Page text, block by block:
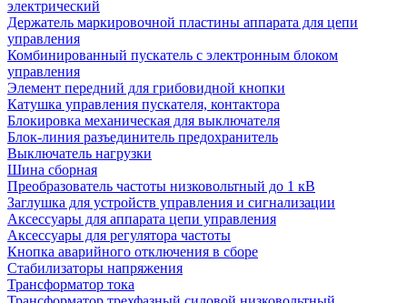
электрический
Держатель маркировочной пластины аппарата для цепи
управления
Комбинированный пускатель с электронным блоком
управления
Элемент передний для грибовидной кнопки
Катушка управления пускателя, контактора
Блокировка механическая для выключателя
Блок-линия разъединитель предохранитель
Выключатель нагрузки
Шина сборная
Преобразователь частоты низковольтный до 1 кВ
Заглушка для устройств управления и сигнализации
Аксессуары для аппарата цепи управления
Аксессуары для регулятора частоты
Кнопка аварийного отключения в сборе
Стабилизаторы напряжения
Трансформатор тока